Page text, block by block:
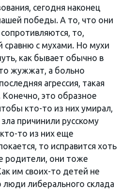
сегодня наконец
победы. А то, что они
сопротивляются, то,
сравню с мухами. Но мухи
как бывает обычно в
жужжат, а больно
агрессия, такая
Конечно, это образное
кто-то из них умирал,
причинили русскому
то из них еще
то исправится хоть
родители, они тоже
им своих-то детей не
люди либерального склада